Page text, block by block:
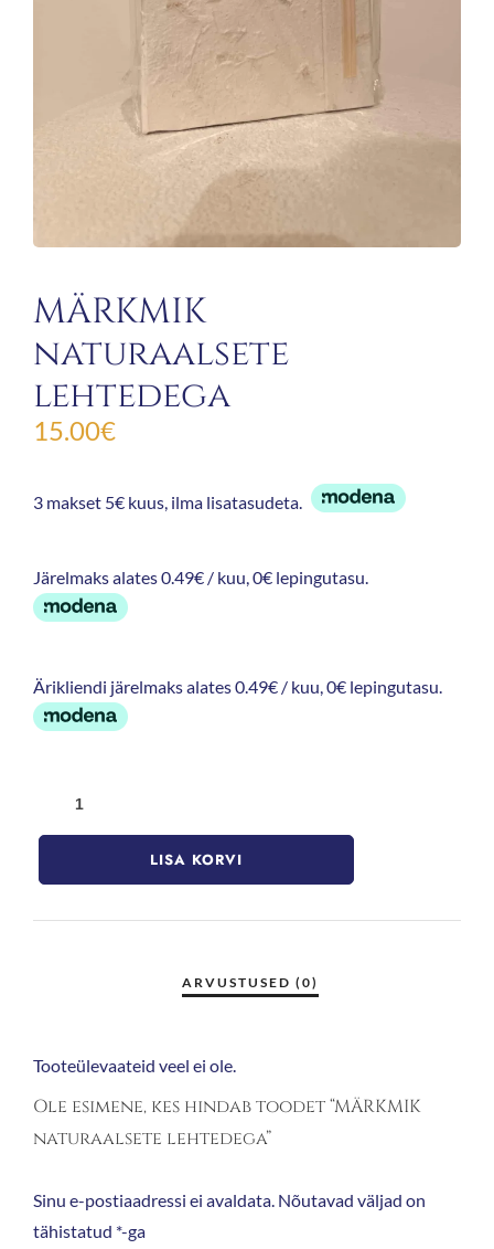
MÄRKMIK
naturaalsete
lehtedega
15.00€
3 makset 5€ kuus, ilma lisatasudeta.
Järelmaks alates 0.49€ / kuu, 0€ lepingutasu.
Ärikliendi järelmaks alates 0.49€ / kuu, 0€ lepingutasu.
LISA KORVI
Tooteülevaateid veel ei ole.
Ole esimene, kes hindab toodet “MÄRKMIK
naturaalsete lehtedega”
Sinu e-postiaadressi ei avaldata. Nõutavad väljad on
tähistatud *-ga